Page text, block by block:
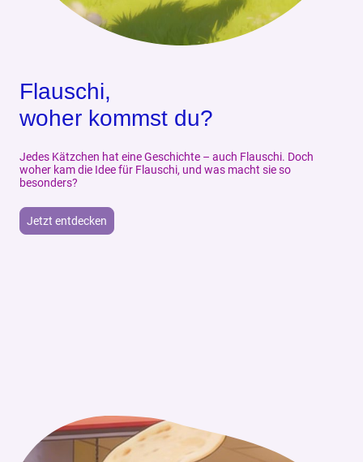
Flauschi,
woher kommst du?
Jedes Kätzchen hat eine Geschichte – auch Flauschi. Doch
woher kam die Idee für Flauschi, und was macht sie so
besonders?
Jetzt entdecken